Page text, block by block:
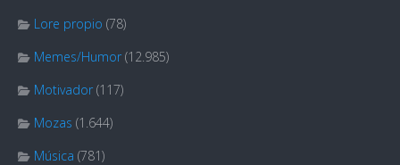
Lore propio (78)
Memes/Humor (12.985)
Motivador (117)
Mozas (1.644)
Música (781)